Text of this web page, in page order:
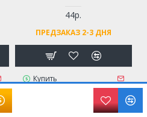
44р.
ПРЕДЗАКАЗ 2-3 ДНЯ
Купить